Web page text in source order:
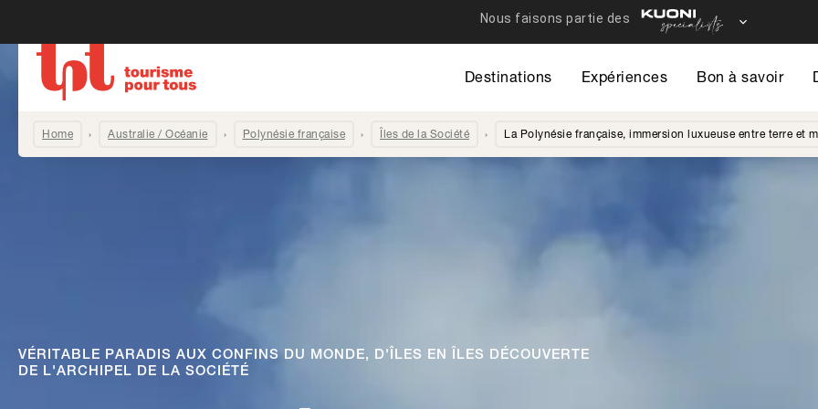
Destinations Expériences Bon à savoir
Home Australie / Océanie Polynésie française Îles de la Société La Polynésie française, immersion luxueuse entre terre et
VÉRITABLE PARADIS AUX CONFINS DU MONDE, D'ÎLES EN ÎLES DÉCOUVERTE
DE L'ARCHIPEL DE LA SOCIÉTÉ